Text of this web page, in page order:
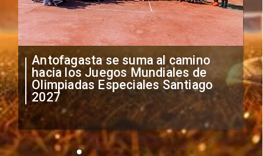
"Falta de profesionalismo": Sifup
anuncia medidas por situación
irregular de futbolistas
extranjeros